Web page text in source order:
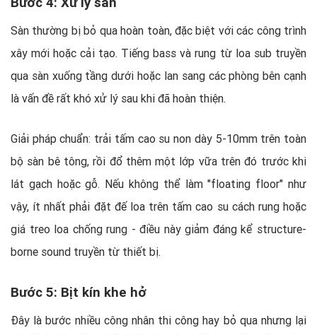
Sàn thường bị bỏ qua hoàn toàn, đặc biệt với các công trình
xây mới hoặc cải tạo. Tiếng bass và rung từ loa sub truyền
qua sàn xuống tầng dưới hoặc lan sang các phòng bên cạnh
là vấn đề rất khó xử lý sau khi đã hoàn thiện.
Giải pháp chuẩn: trải tấm cao su non dày 5-10mm trên toàn
bộ sàn bê tông, rồi đổ thêm một lớp vữa trên đó trước khi
lát gạch hoặc gỗ. Nếu không thể làm "floating floor" như
vậy, ít nhất phải đặt đế loa trên tấm cao su cách rung hoặc
giá treo loa chống rung - điều này giảm đáng kể structure-
borne sound truyền từ thiết bị.
Bước 5: Bịt kín khe hở
Đây là bước nhiều công nhân thi công hay bỏ qua nhưng lại